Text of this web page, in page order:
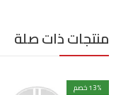
منتجات ذات صلة
13% خصم